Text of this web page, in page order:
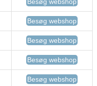
Besøg webshop
Besøg webshop
Besøg webshop
Besøg webshop